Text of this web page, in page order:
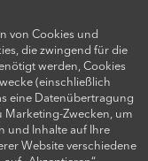
von Cookies und
die zwingend für die
werden, Cookies
(einschließlich
eine Datenübertragung
Marketing-Zwecken, um
und Inhalte auf Ihre
Website verschiedene